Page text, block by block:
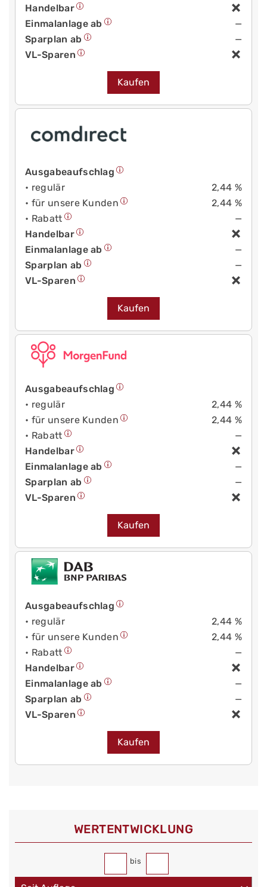
Handelbar
Einmalanlage ab
—
Sparplan ab
—
VL-Sparen
Kaufen
Ausgabeaufschlag
• regulär
2,44 %
• für unsere Kunden
2,44 %
• Rabatt
—
Handelbar
Einmalanlage ab
—
Sparplan ab
—
VL-Sparen
Kaufen
Ausgabeaufschlag
• regulär
2,44 %
• für unsere Kunden
2,44 %
• Rabatt
—
Handelbar
Einmalanlage ab
—
Sparplan ab
—
VL-Sparen
Kaufen
Ausgabeaufschlag
• regulär
2,44 %
• für unsere Kunden
2,44 %
• Rabatt
—
Handelbar
Einmalanlage ab
—
Sparplan ab
—
VL-Sparen
Kaufen
WERT­ENTWICKLUNG
bis